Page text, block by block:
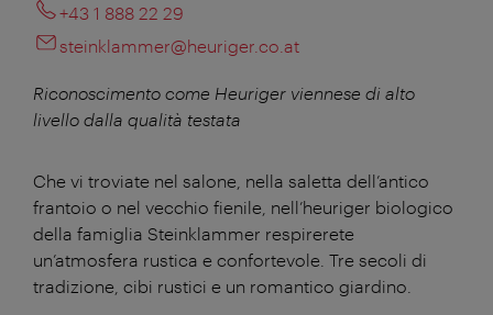
+43 1 888 22 29
steinklammer@heuriger.co.at
Riconoscimento come Heuriger viennese di alto
livello dalla qualità testata
Che vi troviate nel salone, nella saletta dell’antico
frantoio o nel vecchio fienile, nell’heuriger biologico
della famiglia Steinklammer respirerete
un’atmosfera rustica e confortevole. Tre secoli di
tradizione, cibi rustici e un romantico giardino.